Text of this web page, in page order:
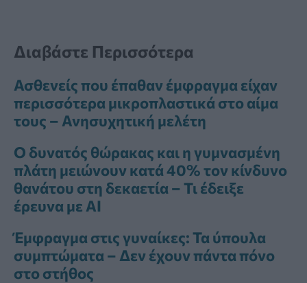
Διαβάστε Περισσότερα
Ασθενείς που έπαθαν έμφραγμα είχαν
περισσότερα μικροπλαστικά στο αίμα
τους – Ανησυχητική μελέτη
Ο δυνατός θώρακας και η γυμνασμένη
πλάτη μειώνουν κατά 40% τον κίνδυνο
θανάτου στη δεκαετία – Τι έδειξε
έρευνα με ΑΙ
Έμφραγμα στις γυναίκες: Τα ύπουλα
συμπτώματα – Δεν έχουν πάντα πόνο
στο στήθος